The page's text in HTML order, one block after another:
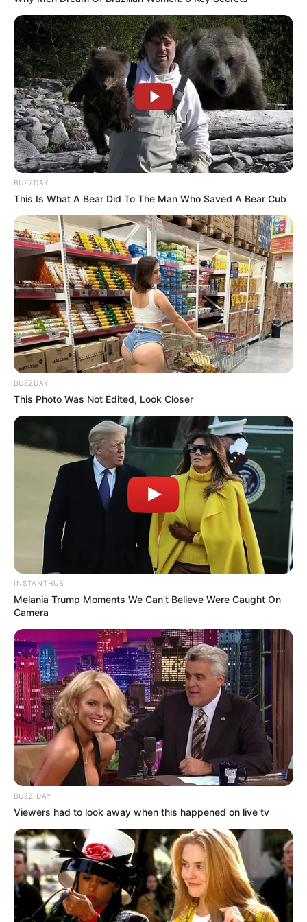
Pemain
Akting
Musik
Serem! 9 Chat Ojek Online &
Pelanggan Ini Bikin Auto
Merinding
Bikin Ngakak, 10 Potret
Cosplay Murah Pakai Bahan
Seadanya
BUZZDAY
This Is What A Bear Did To The Man Who Saved A Bear Cub
BUZZDAY
This Photo Was Not Edited, Look Closer
INSTANTHUB
Melania Trump Moments We Can't Believe Were Caught On
Camera
BUZZ DAY
Viewers had to look away when this happened on live tv